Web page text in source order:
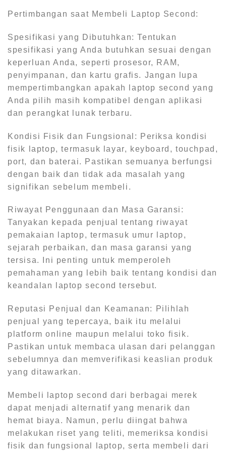
Pertimbangan saat Membeli Laptop Second:
Spesifikasi yang Dibutuhkan: Tentukan
spesifikasi yang Anda butuhkan sesuai dengan
keperluan Anda, seperti prosesor, RAM,
penyimpanan, dan kartu grafis. Jangan lupa
mempertimbangkan apakah laptop second yang
Anda pilih masih kompatibel dengan aplikasi
dan perangkat lunak terbaru.
Kondisi Fisik dan Fungsional: Periksa kondisi
fisik laptop, termasuk layar, keyboard, touchpad,
port, dan baterai. Pastikan semuanya berfungsi
dengan baik dan tidak ada masalah yang
signifikan sebelum membeli.
Riwayat Penggunaan dan Masa Garansi:
Tanyakan kepada penjual tentang riwayat
pemakaian laptop, termasuk umur laptop,
sejarah perbaikan, dan masa garansi yang
tersisa. Ini penting untuk memperoleh
pemahaman yang lebih baik tentang kondisi dan
keandalan laptop second tersebut.
Reputasi Penjual dan Keamanan: Pilihlah
penjual yang tepercaya, baik itu melalui
platform online maupun melalui toko fisik.
Pastikan untuk membaca ulasan dari pelanggan
sebelumnya dan memverifikasi keaslian produk
yang ditawarkan.
Membeli laptop second dari berbagai merek
dapat menjadi alternatif yang menarik dan
hemat biaya. Namun, perlu diingat bahwa
melakukan riset yang teliti, memeriksa kondisi
fisik dan fungsional laptop, serta membeli dari